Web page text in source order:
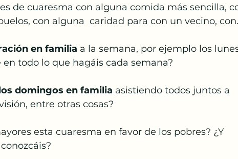
de cuaresma con alguna comida más sencilla,
con alguna  caridad para con un vecino,
en familia a la semana, por ejemplo los
todo lo que hagáis cada semana?
domingos en familia asistiendo todos juntos a
entre otras cosas?
esta cuaresma en favor de los pobres? ¿Y